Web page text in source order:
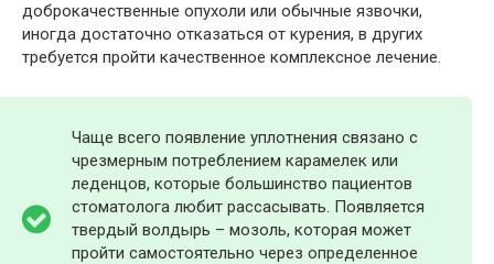
доброкачественные опухоли или обычные язвочки,
иногда достаточно отказаться от курения, в других
требуется пройти качественное комплексное лечение.
Чаще всего появление уплотнения связано с
чрезмерным потреблением карамелек или
леденцов, которые большинство пациентов
стоматолога любит рассасывать. Появляется
твердый волдырь – мозоль, которая может
пройти самостоятельно через определенное